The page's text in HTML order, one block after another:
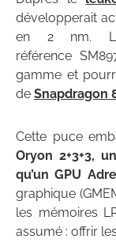
développerait
en 2 nm.
référence
gamme et
de Snapdragon
Cette puce
Oryon 2+3+3,
qu’un GPU
graphique
les mémoires
assumé : offrir